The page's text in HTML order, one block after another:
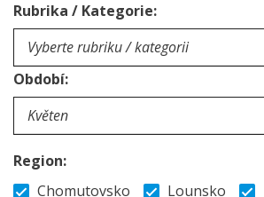
Rubrika / Kategorie:
Období:
Region:
Chomutovsko
Lounsko